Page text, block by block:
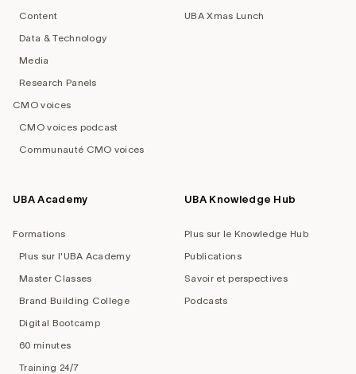
Content
Data & Technology
Media
Research Panels
CMO voices
CMO voices podcast
Communauté CMO voices
UBA Xmas Lunch
UBA Academy
Formations
Plus sur l'UBA Academy
Master Classes
Brand Building College
Digital Bootcamp
60 minutes
Training 24/7
UBA Knowledge Hub
Plus sur le Knowledge Hub
Publications
Savoir et perspectives
Podcasts